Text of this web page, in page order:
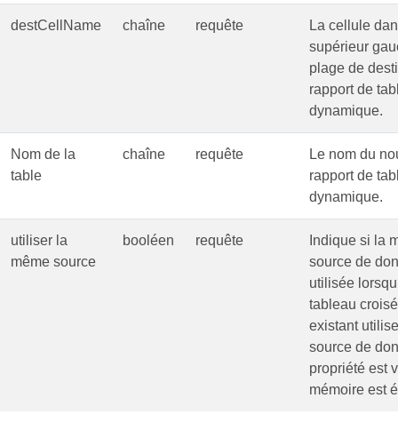
destCellName chaîne requête
La cellule
supérieur
plage de
rapport de
dynamique.
Nom de la
table
chaîne requête
Le nom du
rapport de
dynamique.
utiliser la
même source
booléen requête
Indique si la
source de
utilisée
tableau
existant
source de
propriété est
mémoire est